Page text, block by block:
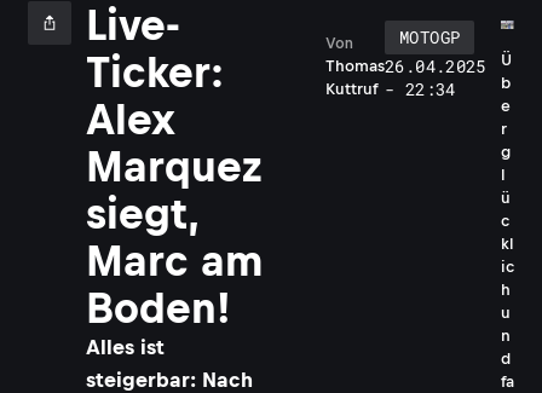
Live-
Ticker:
Alex
Marquez
siegt,
Marc am
Boden!
Alles ist
steigerbar: Nach
Thomas
Kuttruf
Von
MOTOGP
26.04.2025
- 22:34
Ü
b
e
r
g
l
ü
c
kl
ic
h
u
n
d
fa